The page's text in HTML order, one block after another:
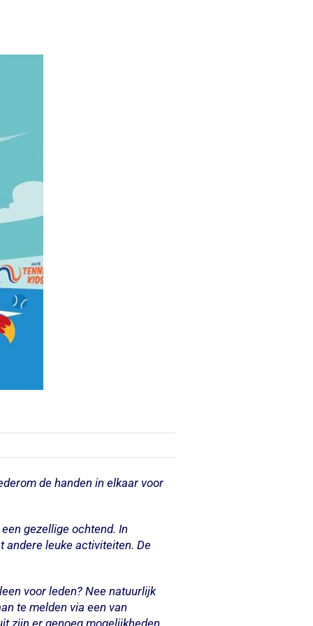
de handen in elkaar voor
gezellige ochtend. In
leuke activiteiten. De
voor leden? Nee natuurlijk
te melden via een van
zijn er genoeg mogelijkheden